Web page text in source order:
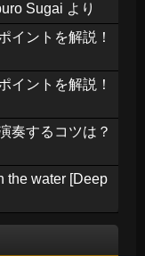
Sugai より
イントを解説！
イントを解説！
奏するコツは？
the water [Deep